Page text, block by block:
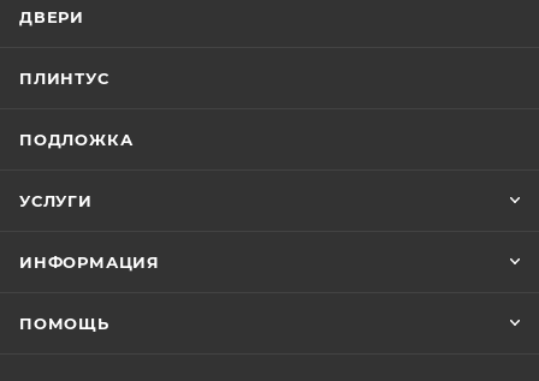
ДВЕРИ
ПЛИНТУС
ПОДЛОЖКА
УСЛУГИ
ИНФОРМАЦИЯ
ПОМОЩЬ